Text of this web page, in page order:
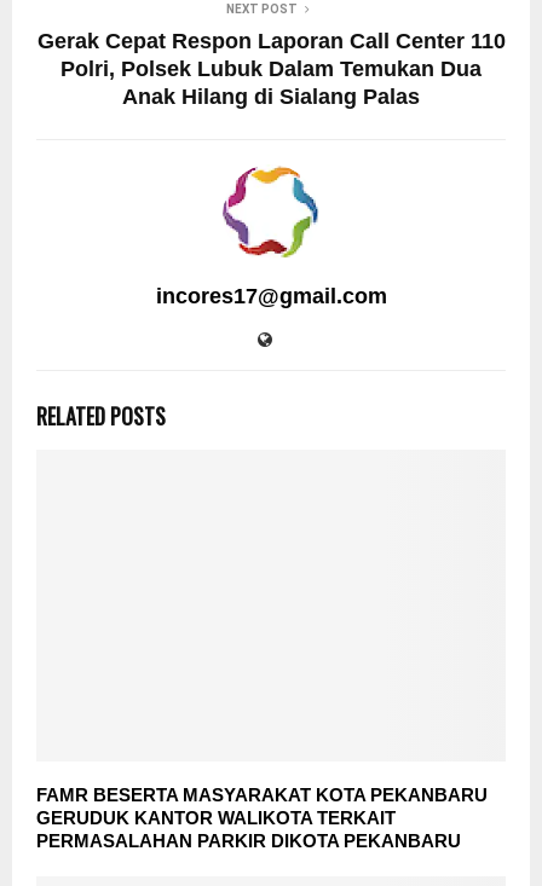
NEXT POST
Gerak Cepat Respon Laporan Call Center 110
Polri, Polsek Lubuk Dalam Temukan Dua
Anak Hilang di Sialang Palas
incores17@gmail.com
RELATED POSTS
FAMR BESERTA MASYARAKAT KOTA PEKANBARU
GERUDUK KANTOR WALIKOTA TERKAIT
PERMASALAHAN PARKIR DIKOTA PEKANBARU